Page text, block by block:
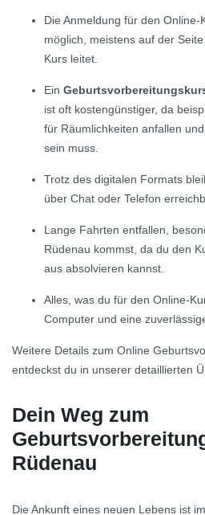
Die Anmeldung für den Online-
möglich, meistens auf der
Kurs leitet.
Ein
ist oft kostengünstiger, da
für Räumlichkeiten anfallen
sein muss.
Trotz des digitalen Formats
über Chat oder Telefon
Lange Fahrten entfallen,
Rüdenau kommst, da du den
aus absolvieren kannst.
Alles, was du für den Online-
Computer und eine
Weitere Details zum Online
entdeckst du in unserer detaillierten
Dein Weg zum
Rüdenau
Die Ankunft eines neuen Lebens ist